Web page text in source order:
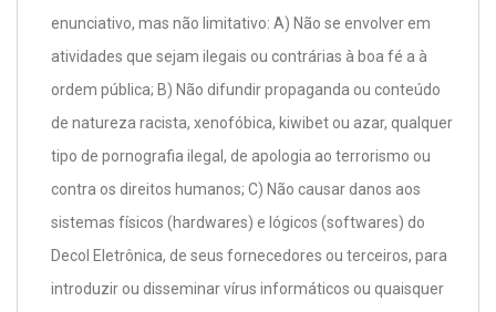
enunciativo, mas não limitativo: A) Não se envolver em
atividades que sejam ilegais ou contrárias à boa fé a à
ordem pública; B) Não difundir propaganda ou conteúdo
de natureza racista, xenofóbica, kiwibet ou azar, qualquer
tipo de pornografia ilegal, de apologia ao terrorismo ou
contra os direitos humanos; C) Não causar danos aos
sistemas físicos (hardwares) e lógicos (softwares) do
Decol Eletrônica, de seus fornecedores ou terceiros, para
introduzir ou disseminar vírus informáticos ou quaisquer